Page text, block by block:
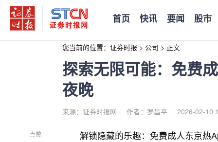
首页 快讯 要闻 股市
您当前的位置： 证券时报 > 公司 > 正文
探索无限可能：免费
夜晚
来源：证券时报网 作者：罗昌平 2026-02-10
点赞 解锁隐藏的乐趣：免费成人东京热